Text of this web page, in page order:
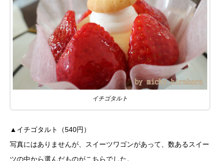
イチゴタルト
▲イチゴタルト（540円）
写真にはありませんが、スイーツワゴンがあって、数あるスイー
ツの中から選んだものがこちらでした。